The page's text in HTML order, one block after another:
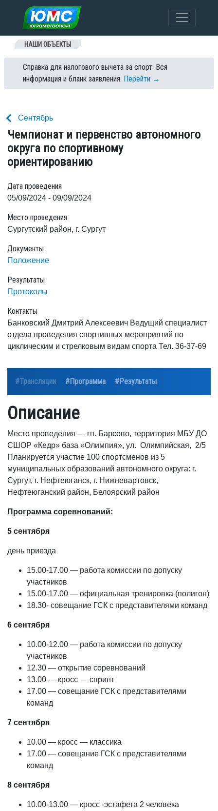
Перейти к содержанию
НАШИ ОБЪЕКТЫ
Справка для налогового вычета за спорт. Вся
информация и бланк заявления. Перейти →
Сентябрь
Чемпионат и первенство автономного
округа по спортивному
ориентированию
Дата проведения
05/09/2024 - 09/09/2024
Место проведения
Сургутский район, г. Сургут
Документы
Положение
Результаты
Протоколы
Контакты
Банковский Дмитрий Алексеевич Ведущий специалист
отдела проведения спортивных мероприятий по
циклическим и стрелковым видам спорта Тел. 36-37-69
#Трансляции #Программа #Результаты
Описание
Место проведения — гп. Барсово, территория МБУ ДО
СШОР «Кедр» база «Олимпия», ул. Олимпийская, 2/5
Планируется участие 100 спортсменов из 5
муниципальных образований автономного округа: г.
Сургут, г. Нефтеюганск, г. Нижневартовск,
Нефтеюганский район, Белоярский район
Программа соревнований:
5 сентября
день приезда
15.00-17.00 — работа комиссии по допуску
участников
15.00-17.00 — официальная тренировка (полигон)
18.30- совещание ГСК с представителями команд
6 сентября
10.00-12.00 — работа комиссии по допуску
участников
12.30 — открытие соревнований
13.00 — кросс — спринт
17.00 — совещание ГСК с представителями
команд
7 сентября
10.00 — кросс — классика
17.00 — совещание ГСК с представителями
команд
8 сентября
10.00-13.00 — кросс -эстафета 2 человека